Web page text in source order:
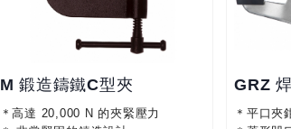
M 鍛造鑄鐵C型夾
＊高達 20,000 N 的夾緊壓力
GRZ
＊平口夾